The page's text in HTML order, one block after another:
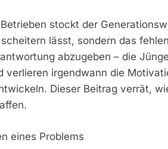
stockt der
lässt, sondern das
abzugeben – die
verlieren irgendwann die
Dieser Beitrag verrät,
eines Problems